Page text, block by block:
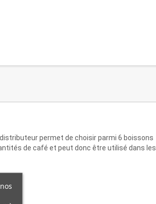
permet de choisir parmi 6 boissons
de café et peut donc être utilisé dans les